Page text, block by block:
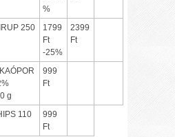
%
250
1799
Ft
-25%
2399
Ft
g
999
Ft
110
999
Ft